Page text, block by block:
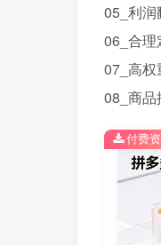
05_利润
06_合理
07_高权
08_商品
付费